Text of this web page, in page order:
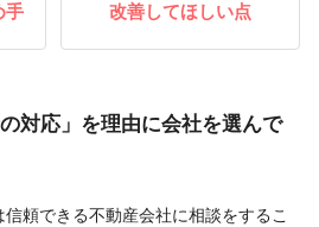
手 改善してほしい点
対応」を理由に会社を選んで
頼できる不動産会社に相談をするこ